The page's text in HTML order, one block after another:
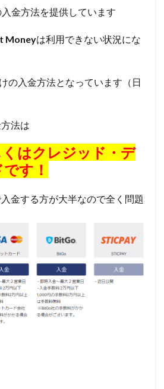
金方法を提供しています
Moneyは利用できない状況にな
の入金方法となっています（日
法は
はクレジッド・デ
す！
金する方が大半なので全く問題